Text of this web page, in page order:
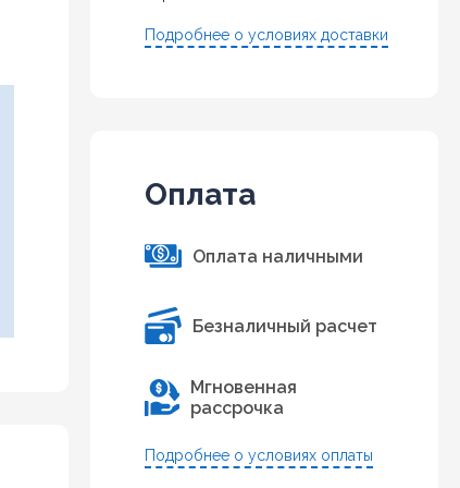
Подробнее о условиях доставки
Оплата
Оплата наличными
Безналичный расчет
Мгновенная
рассрочка
Подробнее о условиях оплаты